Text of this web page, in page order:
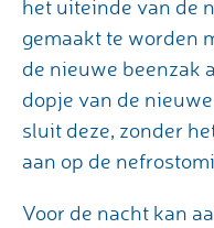
het uiteinde van de
gemaakt te worden
de nieuwe beenzak
dopje van de
sluit deze, zonder
aan op de
Voor de nacht kan